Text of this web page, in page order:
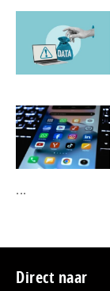
...
Footer
Direct naar